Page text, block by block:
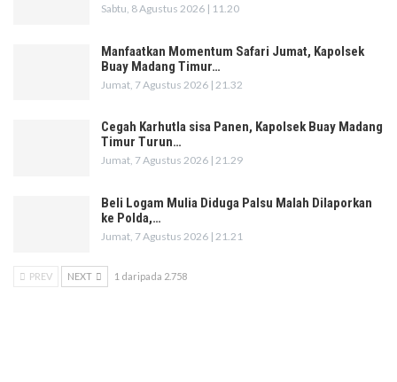
Sabtu, 8 Agustus 2026 | 11.20
Manfaatkan Momentum Safari Jumat, Kapolsek
Buay Madang Timur…
Jumat, 7 Agustus 2026 | 21.32
Cegah Karhutla sisa Panen, Kapolsek Buay Madang
Timur Turun…
Jumat, 7 Agustus 2026 | 21.29
Beli Logam Mulia Diduga Palsu Malah Dilaporkan
ke Polda,…
Jumat, 7 Agustus 2026 | 21.21
PREV NEXT 1 daripada 2.758